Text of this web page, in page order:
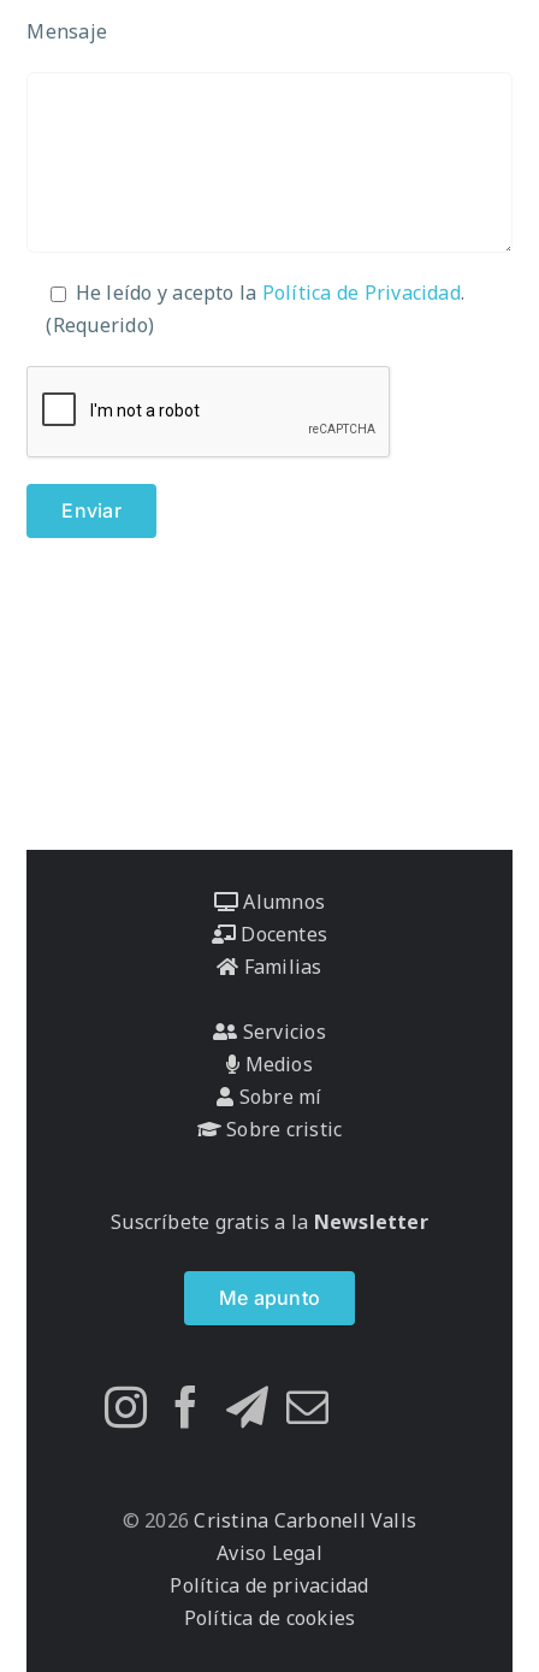
Mensaje
He leído y acepto la Política de Privacidad.
(Requerido)
Alumnos
Docentes
Familias
Servicios
Medios
Sobre mí
Sobre cristic
Suscríbete gratis a la Newsletter
Me apunto
© 2026 Cristina Carbonell Valls
Aviso Legal
Política de privacidad
Política de cookies